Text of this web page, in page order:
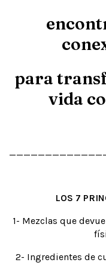
para
vida
LOS 7
1- Mezclas que
2- Ingredientes de